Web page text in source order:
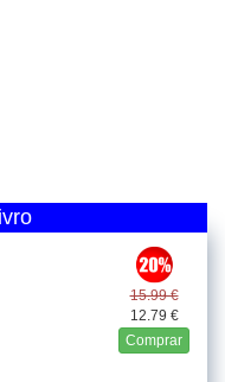
15.99 €
12.79 €
Comprar